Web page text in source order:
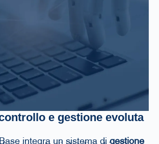
e gestione evoluta
integra un sistema di gestione